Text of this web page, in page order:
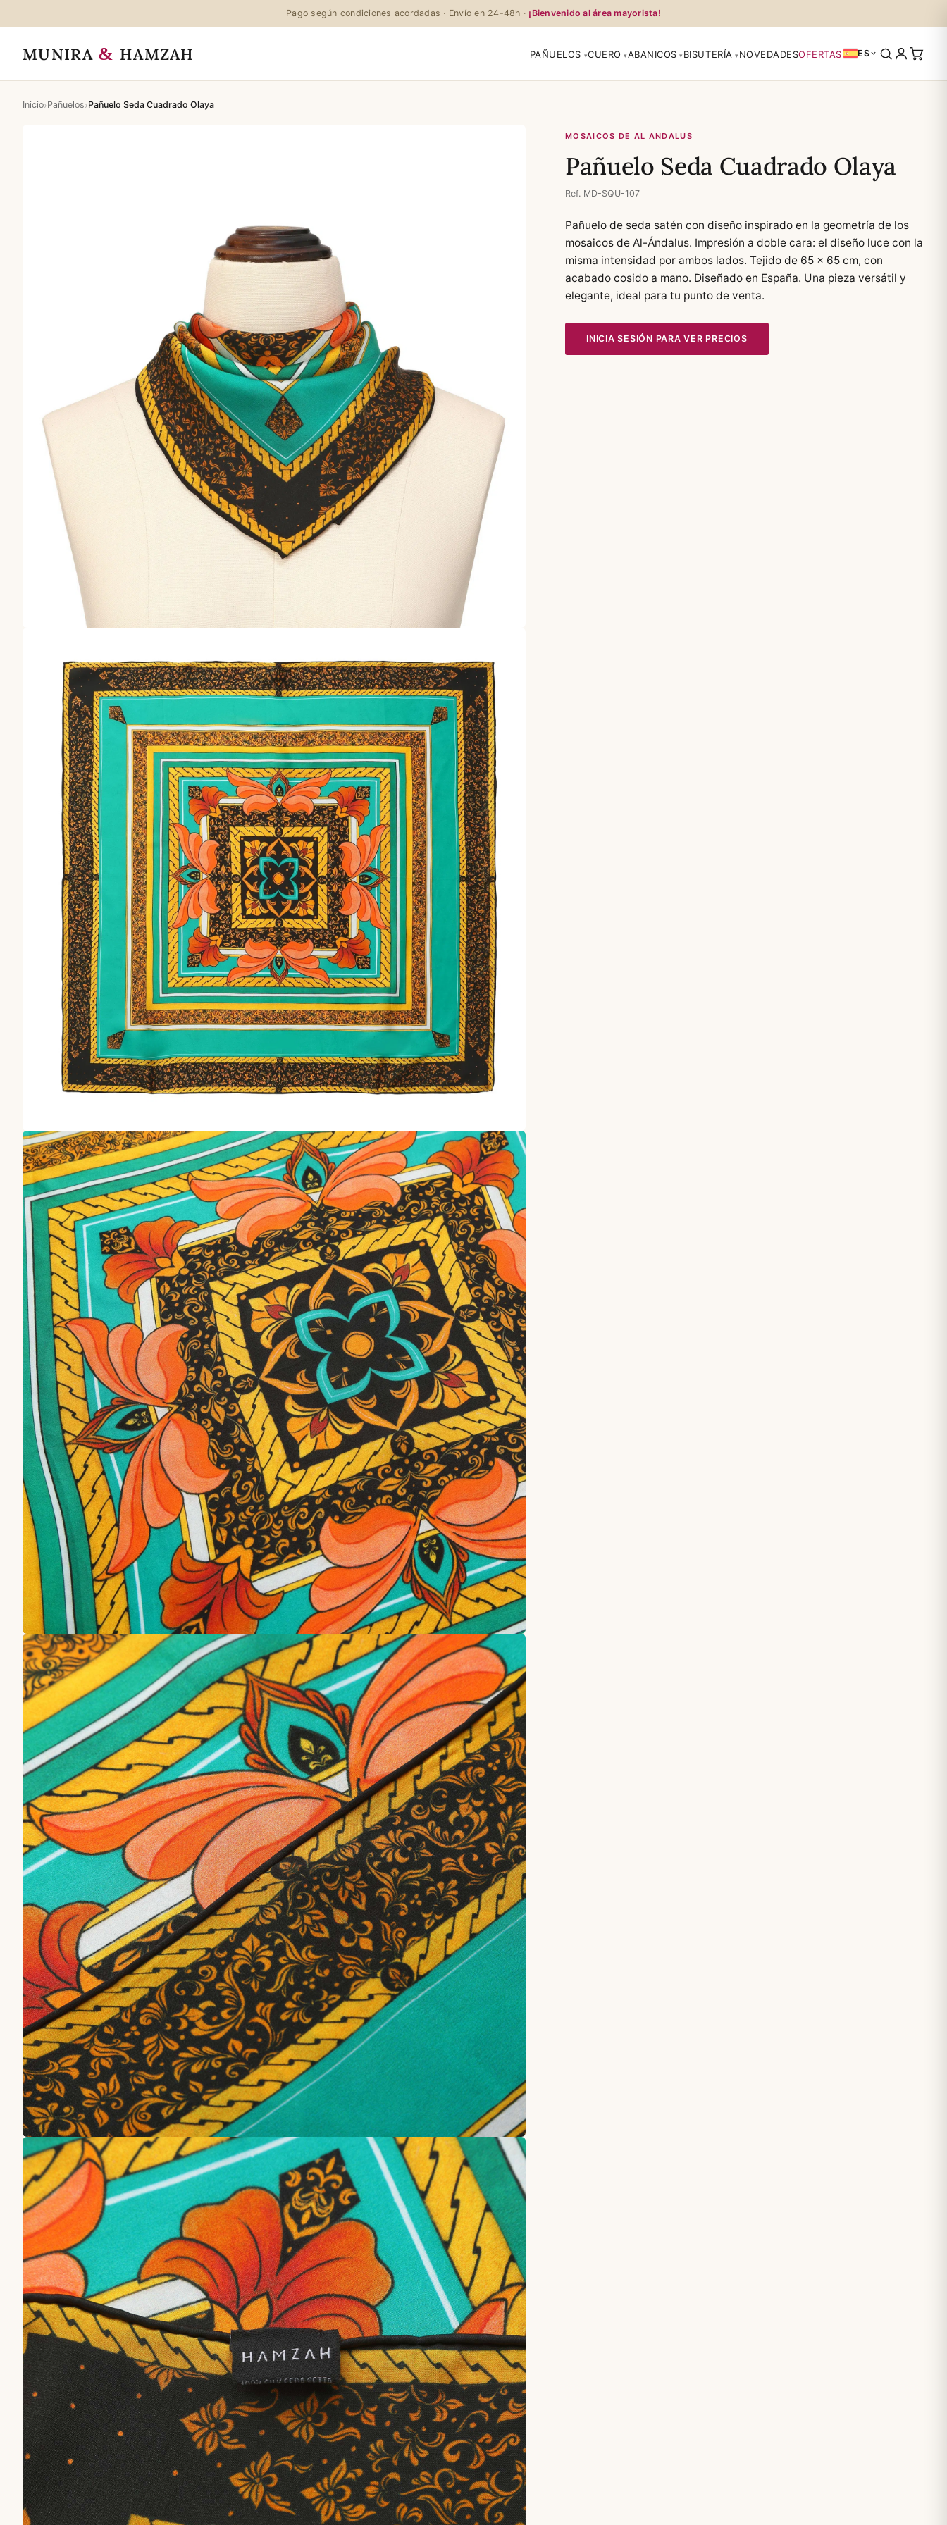
Pago según condiciones acordadas · Envío en 24-48h · ¡Bienvenido al área mayorista!
MUNIRA & HAMZAH PAÑUELOS CUERO ABANICOS BISUTERÍA NOVEDADESOFERTAS ES
Inicio›Pañuelos›Pañuelo Seda Cuadrado Olaya
MOSAICOS DE AL ANDALUS
Pañuelo Seda Cuadrado Olaya
Ref. MD-SQU-107
Pañuelo de seda satén con diseño inspirado en la geometría de los
mosaicos de Al-Ándalus. Impresión a doble cara: el diseño luce con la
misma intensidad por ambos lados. Tejido de 65 × 65 cm, con
acabado cosido a mano. Diseñado en España. Una pieza versátil y
elegante, ideal para tu punto de venta.
INICIA SESIÓN PARA VER PRECIOS